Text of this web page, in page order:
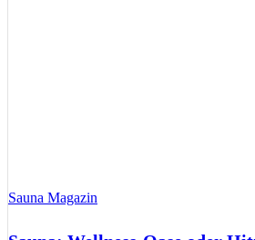
Sauna Magazin